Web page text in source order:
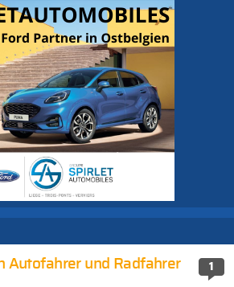
1
Autofahrer und Radfahrer